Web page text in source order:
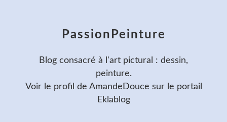
PassionPeinture
Blog consacré à l'art pictural : dessin,
peinture.
Voir le profil de AmandeDouce sur le portail
Eklablog